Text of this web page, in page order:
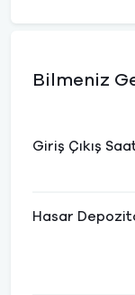
Bilmeniz
Giriş Çıkış
Hasar